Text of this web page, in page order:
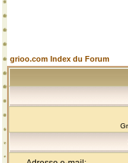
grioo.com Index du Forum